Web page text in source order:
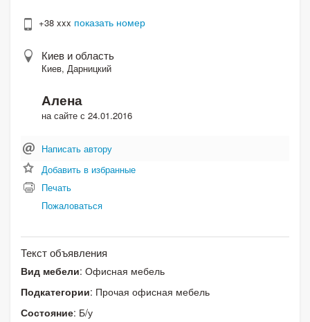
+38 xxx показать номер
Киев и область
Киев, Дарницкий
Алена
на сайте с 24.01.2016
Написать автору
Добавить в избранные
Печать
Пожаловаться
Текст объявления
Вид мебели: Офисная мебель
Подкатегории: Прочая офисная мебель
Состояние: Б/у